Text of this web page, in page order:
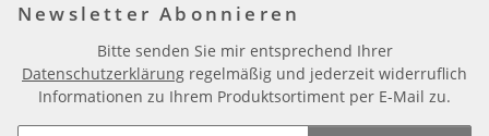
Newsletter Abonnieren
Bitte senden Sie mir entsprechend Ihrer
Datenschutzerklärung regelmäßig und jederzeit widerruflich
Informationen zu Ihrem Produktsortiment per E-Mail zu.